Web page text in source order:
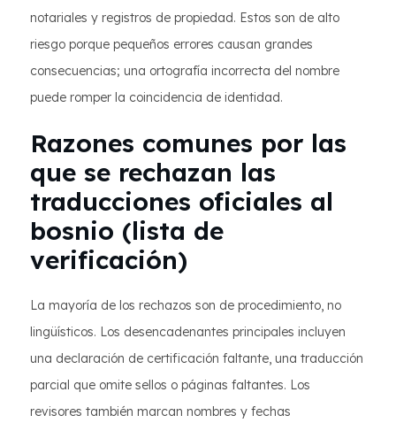
notariales y registros de propiedad. Estos son de alto
riesgo porque pequeños errores causan grandes
consecuencias; una ortografía incorrecta del nombre
puede romper la coincidencia de identidad.
Razones comunes por las
que se rechazan las
traducciones oficiales al
bosnio (lista de
verificación)
La mayoría de los rechazos son de procedimiento, no
lingüísticos. Los desencadenantes principales incluyen
una declaración de certificación faltante, una traducción
parcial que omite sellos o páginas faltantes. Los
revisores también marcan nombres y fechas